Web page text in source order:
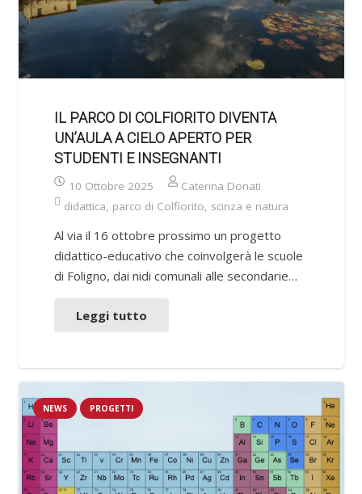
IL PARCO DI COLFIORITO DIVENTA
UN’AULA A CIELO APERTO PER
STUDENTI E INSEGNANTI
10 Ottobre 2025
Caterina Donati
didattica, parco di Colfiorito, scinza e natura
Al via il 16 ottobre prossimo un progetto
didattico-educativo che coinvolgerà le scuole
di Foligno, dai nidi comunali alle secondarie…
Leggi tutto
NEWS PROGETTI